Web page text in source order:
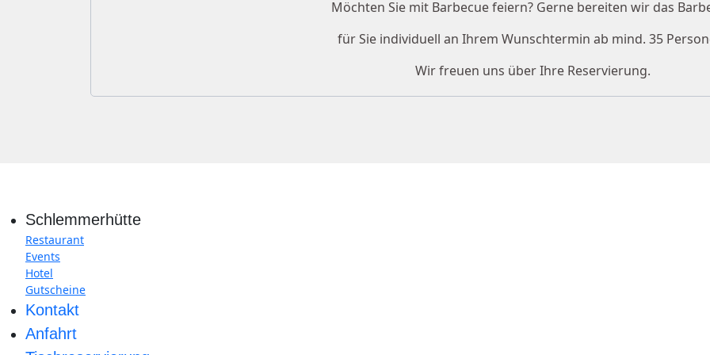
Möchten Sie mit Barbecue feiern? Gerne bereiten wir das
für Sie individuell an Ihrem Wunschtermin ab mind. 35
Wir freuen uns über Ihre Reservierung.
Schlemmerhütte
Restaurant
Events
Hotel
Gutscheine
Kontakt
Anfahrt